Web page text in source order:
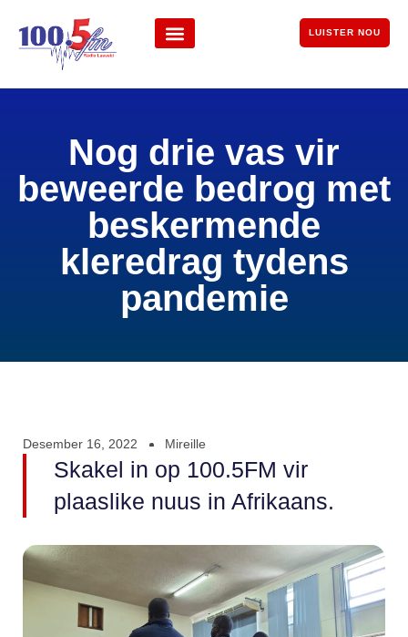
LUISTER NOU
Nog drie vas vir
beweerde bedrog met
beskermende
kleredrag tydens
pandemie
Desember 16, 2022 Mireille
Skakel in op 100.5FM vir
plaaslike nuus in Afrikaans.